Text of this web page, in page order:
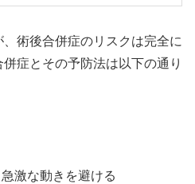
術後合併症のリスクは完全に
症とその予防法は以下の通り
激な動きを避ける